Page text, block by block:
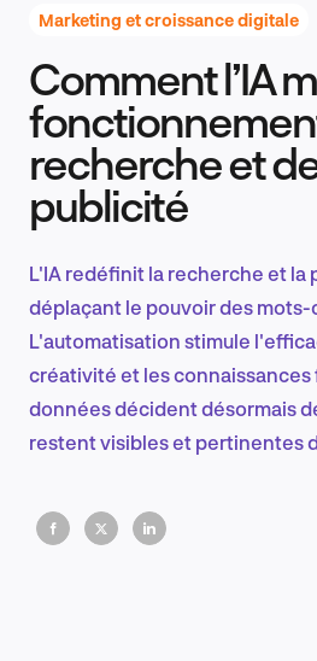
Recherche et
Tendances
EN
FR
Marketing et croissance digitale
Comment l’IA
recherche et
publicité
L'IA redéfinit la recherche et la
déplaçant le pouvoir des
L'automatisation stimule
créativité et les connaissances
données décident désormais
restent visibles et pertinentes
conjecture.